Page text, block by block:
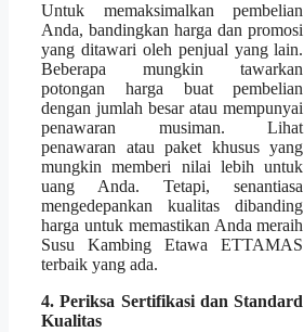
Untuk memaksimalkan pembelian
Anda, bandingkan harga dan promosi
yang ditawari oleh penjual yang lain.
Beberapa mungkin tawarkan
potongan harga buat pembelian
dengan jumlah besar atau mempunyai
penawaran musiman. Lihat
penawaran atau paket khusus yang
mungkin memberi nilai lebih untuk
uang Anda. Tetapi, senantiasa
mengedepankan kualitas dibanding
harga untuk memastikan Anda meraih
Susu Kambing Etawa ETTAMAS
terbaik yang ada.
4. Periksa Sertifikasi dan Standard
Kualitas